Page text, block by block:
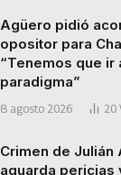
Agüero pidió
opositor para
“Tenemos que ir
paradigma”
8 agosto 2026 20
Crimen de Julián
aguarda pericias